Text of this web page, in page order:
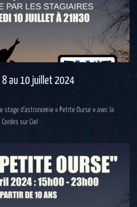
8 au 10 juillet 2024
stage d’astronomie « Petite Ourse » avec la
sur Ciel